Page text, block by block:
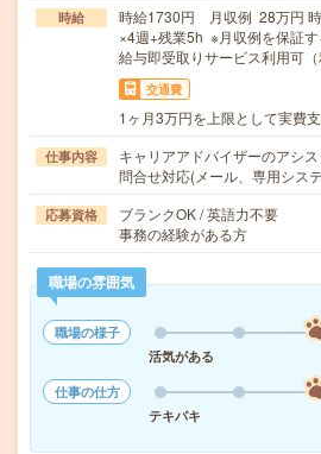
時給
時給1730円 月収例 28万円
×4週+残業5h ※月収例を保証
給与即受取りサービス利用可（
交通費
1ヶ月3万円を上限として実費
仕事内容
キャリアアドバイザーのアシ
問合せ対応(メール、専用シス
応募資格
ブランクOK / 英語力不要
事務の経験がある方
職場の雰囲気
職場の様子
活気がある
仕事の仕方
テキパキ